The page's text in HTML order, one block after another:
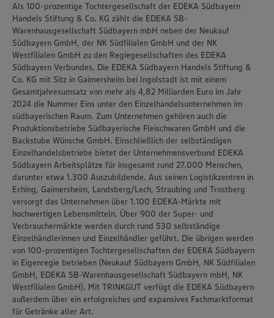
Als 100-prozentige Tochtergesellschaft der EDEKA Südbayern
Handels Stiftung & Co. KG zählt die EDEKA SB-
Warenhausgesellschaft Südbayern mbH neben der Neukauf
Südbayern GmbH, der NK Südfilialen GmbH und der NK
Westfilialen GmbH zu den Regiegesellschaften des EDEKA
Südbayern Verbundes. Die EDEKA Südbayern Handels Stiftung &
Co. KG mit Sitz in Gaimersheim bei Ingolstadt ist mit einem
Gesamtjahresumsatz von mehr als 4,82 Milliarden Euro im Jahr
2024 die Nummer Eins unter den Einzelhandelsunternehmen im
südbayerischen Raum. Zum Unternehmen gehören auch die
Produktionsbetriebe Südbayerische Fleischwaren GmbH und die
Backstube Wünsche GmbH. Einschließlich der selbständigen
Einzelhandelsbetriebe bietet der Unternehmensverbund EDEKA
Südbayern Arbeitsplätze für insgesamt rund 27.000 Menschen,
darunter etwa 1.300 Auszubildende. Aus seinen Logistikzentren in
Eching, Gaimersheim, Landsberg/Lech, Straubing und Trostberg
versorgt das Unternehmen über 1.100 EDEKA-Märkte mit
hochwertigen Lebensmitteln. Über 900 der Super- und
Verbrauchermärkte werden durch rund 530 selbständige
Einzelhändlerinnen und Einzelhändler geführt. Die übrigen werden
von 100-prozentigen Tochtergesellschaften der EDEKA Südbayern
in Eigenregie betrieben (Neukauf Südbayern GmbH, NK Südfilialen
GmbH, EDEKA SB-Warenhausgesellschaft Südbayern mbH, NK
Westfilialen GmbH). Mit TRINKGUT verfügt die EDEKA Südbayern
außerdem über ein erfolgreiches und expansives Fachmarktformat
für Getränke aller Art.